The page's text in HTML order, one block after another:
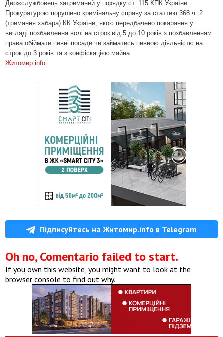
Держслужбовець затриманий у порядку ст. 115 КПК України.
Прокуратурою порушено кримінальну справу за статтею 368 ч. 2
(тримання хабара) КК України, якою передбачено покарання у
вигляді позбавлення волі на строк від 5 до 10 років з позбавленням
права обіймати певні посади чи займатись певною діяльністю на
строк до 3 років та з конфіскацією майна.
Житомир.info
Підписуйтесь на Житомир.info в Telegram
Oh no, Comentario failed to start.
If you own this website, you might want to look at the
browser console to find out why.